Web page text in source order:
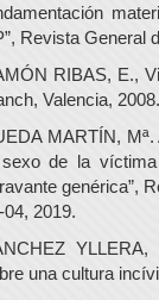
Revista General
RIBAS, E.,
Valencia, 2008.
MARTÍN,
de la
genérica”,
04, 2019.
una cultura